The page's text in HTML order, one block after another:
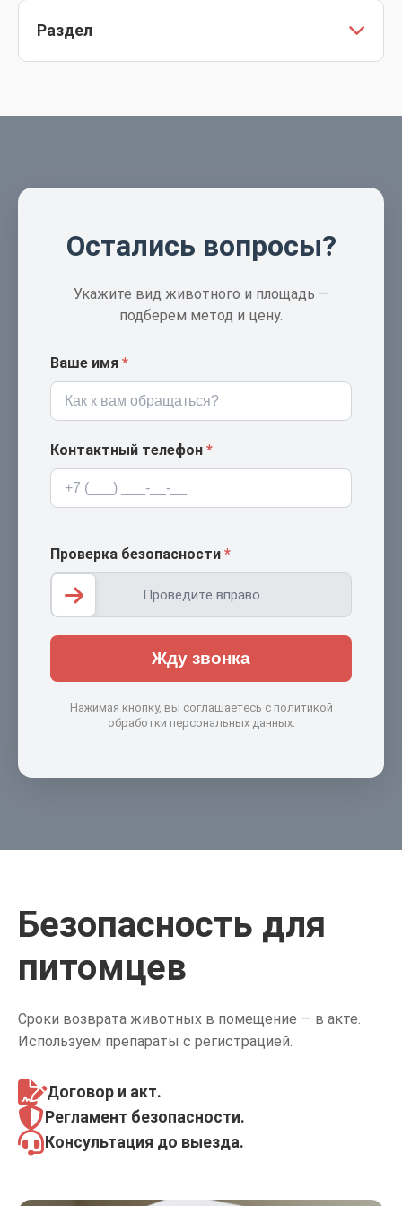
По условиям договора при соблюдении
Раздел
Остались вопросы?
Укажите вид животного и площадь —
подберём метод и цену.
Ваше имя *
Контактный телефон *
Проверка безопасности *
Проведите вправо
Жду звонка
Нажимая кнопку, вы соглашаетесь с политикой
обработки персональных данных.
Безопасность для
питомцев
Сроки возврата животных в помещение — в акте.
Используем препараты с регистрацией.
Договор и акт.
Регламент безопасности.
Консультация до выезда.